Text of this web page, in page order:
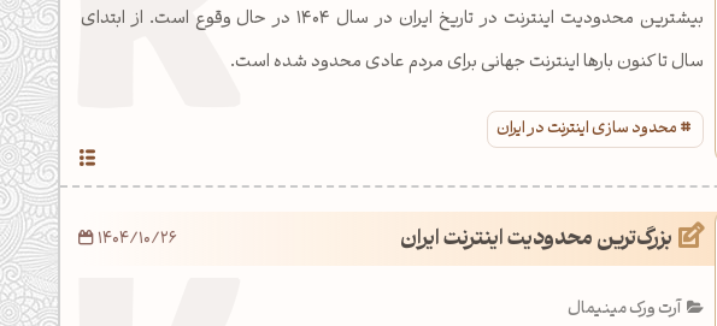
بیشترین محدودیت اینترنت در تاریخ ایران در سال 1404 در حال وقوع است. از ابتدای
سال تا کنون بارها اینترنت جهانی برای مردم عادی محدود شده است.
محدود سازی اینترنت در ایران
بزرگ‌ترین محدودیت اینترنت ایران
آرت ورک مینیمال
1404/10/26